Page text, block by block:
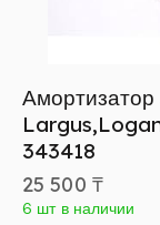
Амортизатор
343418
25 500 ₸
6 шт в наличии